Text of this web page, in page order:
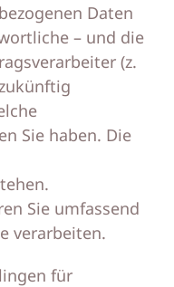
Daten
– und die
(z.
Sie haben. Die
Sie umfassend
verarbeiten.
für